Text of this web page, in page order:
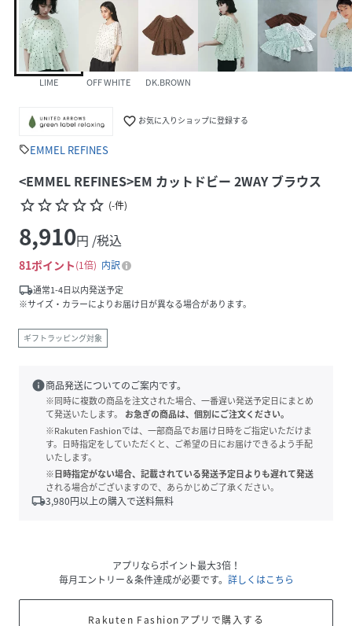
LIME OFF WHITE DK.BROWN
favorite_border お気に入りショップに登録する
sellEMMEL REFINES
<EMMEL REFINES>EM カットドビー 2WAY ブラウス
star_borderstar_borderstar_borderstar_borderstar_border (-件)
8,910円 /税込
81ポイント 1倍
内訳
local_shipping通常1-4日以内発送予定
※サイズ・カラーによりお届け日が異なる場合があります。
ギフトラッピング対象
info商品発送についてのご案内です。
※同時に複数の商品を注文された場合、一番遅い発送予定日にまとめ
て発送いたします。
お急ぎの商品は、個別にご注文ください。
※Rakuten Fashionでは、一部商品でお届け日時をご指定いただけま
す。日時指定をしていただくと、ご希望の日にお届けできるよう手配
いたします。
※日時指定がない場合、記載されている発送予定日よりも遅れて発送
される場合がございますので、あらかじめご了承ください。
local_shipping3,980円以上の購入で送料無料
アプリならポイント最大3倍！
毎月エントリー＆条件達成が必要です。 詳しくはこちら
Rakuten Fashionアプリで購入する